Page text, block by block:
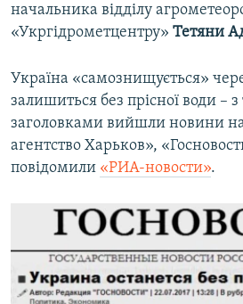
начальника відділу
«Укргідрометцентру» Тетяни
Україна «самознищується»
залишиться без прісної води –
заголовками вийшли новини
агентство Харьков»,
повідомили «РИА-новости».